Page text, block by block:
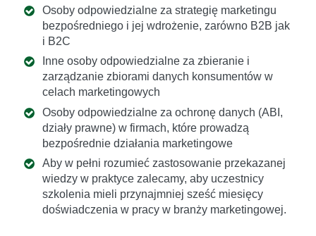
Osoby odpowiedzialne za strategię marketingu
bezpośredniego i jej wdrożenie, zarówno B2B jak
i B2C
Inne osoby odpowiedzialne za zbieranie i
zarządzanie zbiorami danych konsumentów w
celach marketingowych
Osoby odpowiedzialne za ochronę danych (ABI,
działy prawne) w firmach, które prowadzą
bezpośrednie działania marketingowe
Aby w pełni rozumieć zastosowanie przekazanej
wiedzy w praktyce zalecamy, aby uczestnicy
szkolenia mieli przynajmniej sześć miesięcy
doświadczenia w pracy w branży marketingowej.